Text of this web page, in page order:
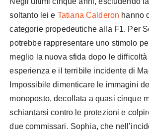
soltanto lei e Tatiana Calderon hanno
categorie propedeutiche alla F1. Per
potrebbe rappresentare uno stimolo
meglio la nuova sfida dopo le
esperienza e il terribile incidente di
Impossibile dimenticare le immagini
monoposto, decollata a quasi cinque
schiantarsi contro le protezioni e
due commissari. Sophia, che